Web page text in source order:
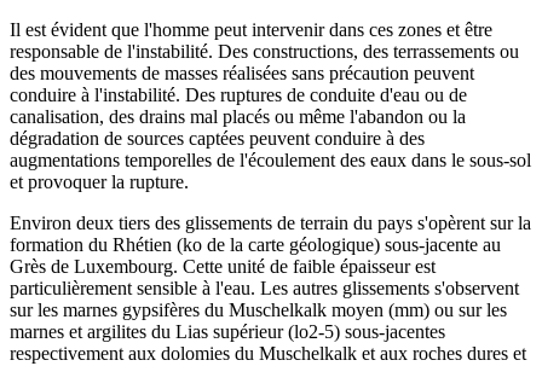
Il est évident que l'homme peut intervenir dans ces zones et être
responsable de l'instabilité. Des constructions, des terrassements ou
des mouvements de masses réalisées sans précaution peuvent
conduire à l'instabilité. Des ruptures de conduite d'eau ou de
canalisation, des drains mal placés ou même l'abandon ou la
dégradation de sources captées peuvent conduire à des
augmentations temporelles de l'écoulement des eaux dans le sous-sol
et provoquer la rupture.
Environ deux tiers des glissements de terrain du pays s'opèrent sur la
formation du Rhétien (ko de la carte géologique) sous-jacente au
Grès de Luxembourg. Cette unité de faible épaisseur est
particulièrement sensible à l'eau. Les autres glissements s'observent
sur les marnes gypsifères du Muschelkalk moyen (mm) ou sur les
marnes et argilites du Lias supérieur (lo2-5) sous-jacentes
respectivement aux dolomies du Muschelkalk et aux roches dures et